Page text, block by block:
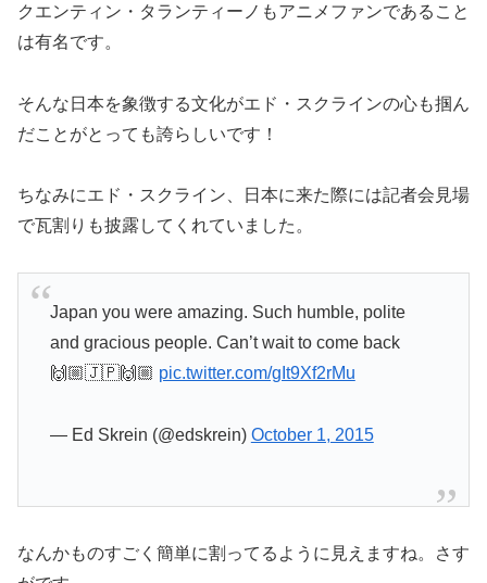
クエンティン・タランティーノもアニメファンであること
は有名です。
そんな日本を象徴する文化がエド・スクラインの心も掴ん
だことがとっても誇らしいです！
ちなみにエド・スクライン、日本に来た際には記者会見場
で瓦割りも披露してくれていました。
Japan you were amazing. Such humble, polite
and gracious people. Can’t wait to come back
🙌🏼🇯🇵🙌🏼 pic.twitter.com/gIt9Xf2rMu
— Ed Skrein (@edskrein) October 1, 2015
なんかものすごく簡単に割ってるように見えますね。さす